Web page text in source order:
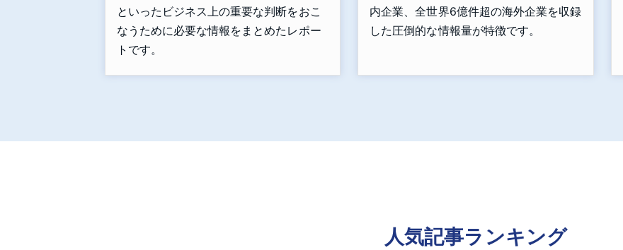
といったビジネス上の重要な判断をおこ
なうために必要な情報をまとめたレポー
トです。
内企業、全世界6億件超の海外企業を収録
した圧倒的な情報量が特徴です。
人気記事ランキング